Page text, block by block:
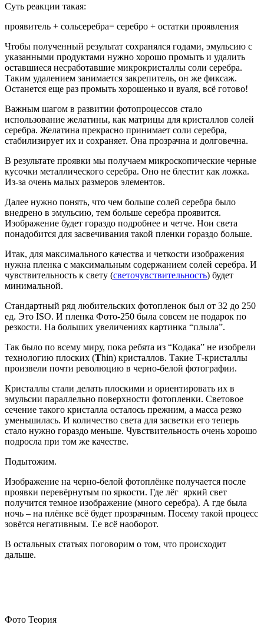
Суть реакции такая:
проявитель + сольсеребра= серебро + остатки проявления
Чтобы полученный результат сохранялся годами, эмульсию с
указанными продуктами нужно хорошо промыть и удалить
оставшиеся несработавшие микрокристаллы соли серебра.
Таким удалением занимается закрепитель, он же фиксаж.
Останется еще раз промыть хорошенько и вуаля, всё готово!
Важным шагом в развитии фотопроцессов стало
использование желатины, как матрицы для кристаллов солей
серебра. Желатина прекрасно принимает соли серебра,
стабилизирует их и сохраняет. Она прозрачна и долговечна.
В результате проявки мы получаем микроскопические черные
кусочки металлического серебра. Оно не блестит как ложка.
Из-за очень малых размеров элементов.
Далее нужно понять, что чем больше солей серебра было
внедрено в эмульсию, тем больше серебра проявится.
Изображение будет гораздо подробнее и четче. Нои света
понадобится для засвечивания такой пленки гораздо больше.
Итак, для максимального качества и четкости изображения
нужна пленка с максимальным содержанием солей серебра. И
чувствительность к свету (светочувствительность) будет
минимальной.
Стандартный ряд любительских фотопленок был от 32 до 250
ед. Это ISO. И пленка Фото-250 была совсем не подарок по
резкости. На больших увеличениях картинка “плыла”.
Так было по всему миру, пока ребята из “Кодака” не изобрели
технологию плоских (Thin) кристаллов. Такие Т-кристаллы
произвели почти революцию в черно-белой фотографии.
Кристаллы стали делать плоскими и ориентировать их в
эмульсии параллельно поверхности фотопленки. Световое
сечение такого кристалла осталось прежним, а масса резко
уменьшилась. И количество света для засветки его теперь
стало нужно гораздо меньше. Чувствительность очень хорошо
подросла при том же качестве.
Подытожим.
Изображение на черно-белой фотоплёнке получается после
проявки перевёрнутым по яркости. Где лёг яркий свет
получится темное изображение (много серебра). А где была
ночь – на плёнке всё будет прозрачным. Посему такой процесс
зовётся негативным. Т.е всё наоборот.
В остальных статьях поговорим о том, что происходит
дальше.
Фото Теория